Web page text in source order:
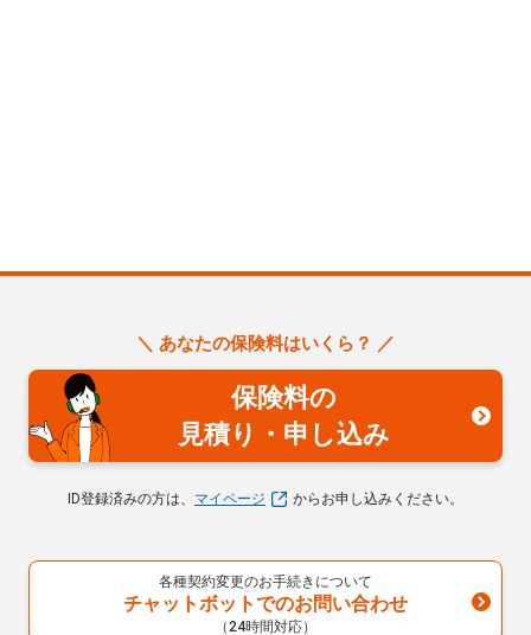
＼ あなたの保険料はいくら？ ／
保険料の
見積り・申し込み
ID登録済みの方は、 マイページ からお申し込みください。
各種契約変更のお手続きについて
チャットボットでのお問い合わせ
（24時間対応）